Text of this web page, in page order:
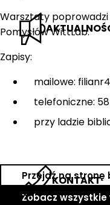
KONTAKT
Warsztaty
Pomysłów WittLab.
Zapisy:
mailowe:
telefoniczne:
przy ladzie
Przejdź na
Zobacz